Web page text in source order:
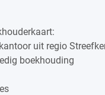
uit regio
boekhouding